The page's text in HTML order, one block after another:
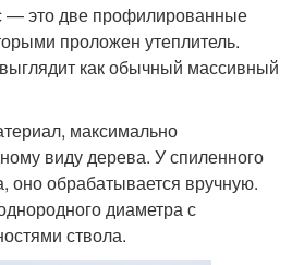
— это две профилированные
проложен утеплитель.
как обычный массивный
максимально
виду дерева. У спиленного
оно обрабатывается вручную.
диаметра с
ствола.